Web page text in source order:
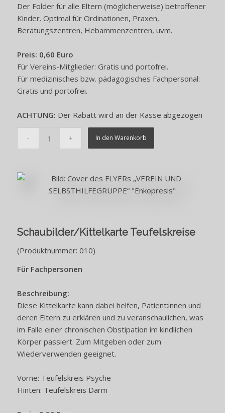
Der Folder für alle Eltern (möglicherweise) betroffener
Kinder. Optimal für Ordinationen, Praxen,
Beratungszentren, Hebammenzentren, uvm.
Preis: 0,60 Euro
Für Vereins-Mitglieder: Gratis und portofrei.
Für medizinisches bzw. pädagogisches Fachpersonal:
Gratis und portofrei.
ACHTUNG: Der Rabatt wird an der Kasse abgezogen
In den Warenkorb
Schaubilder/Kittelkarte Teufelskreise
(Produktnummer: 010)
Für Fachpersonen
Beschreibung:
Diese Kittelkarte kann dabei helfen, Patient:innen und
deren Eltern zu erklären und zu veranschaulichen, was
im Falle einer chronischen Obstipation im kindlichen
Körper passiert. Zum Mitgeben oder zum
Wiederverwenden geeignet.
Vorne: Teufelskreis Psyche
Hinten: Teufelskreis Darm